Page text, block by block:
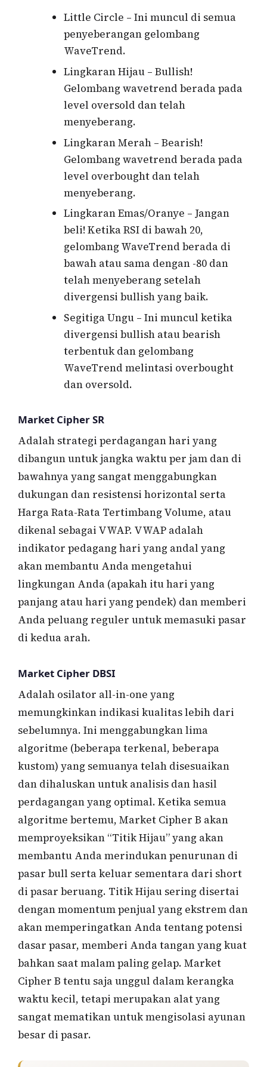
Little Circle – Ini muncul di semua
penyeberangan gelombang
WaveTrend.
Lingkaran Hijau – Bullish!
Gelombang wavetrend berada pada
level oversold dan telah
menyeberang.
Lingkaran Merah – Bearish!
Gelombang wavetrend berada pada
level overbought dan telah
menyeberang.
Lingkaran Emas/Oranye – Jangan
beli! Ketika RSI di bawah 20,
gelombang WaveTrend berada di
bawah atau sama dengan -80 dan
telah menyeberang setelah
divergensi bullish yang baik.
Segitiga Ungu – Ini muncul ketika
divergensi bullish atau bearish
terbentuk dan gelombang
WaveTrend melintasi overbought
dan oversold.
Market Cipher SR
Adalah strategi perdagangan hari yang
dibangun untuk jangka waktu per jam dan di
bawahnya yang sangat menggabungkan
dukungan dan resistensi horizontal serta
Harga Rata-Rata Tertimbang Volume, atau
dikenal sebagai VWAP. VWAP adalah
indikator pedagang hari yang andal yang
akan membantu Anda mengetahui
lingkungan Anda (apakah itu hari yang
panjang atau hari yang pendek) dan memberi
Anda peluang reguler untuk memasuki pasar
di kedua arah.
Market Cipher DBSI
Adalah osilator all-in-one yang
memungkinkan indikasi kualitas lebih dari
sebelumnya. Ini menggabungkan lima
algoritme (beberapa terkenal, beberapa
kustom) yang semuanya telah disesuaikan
dan dihaluskan untuk analisis dan hasil
perdagangan yang optimal. Ketika semua
algoritme bertemu, Market Cipher B akan
memproyeksikan “Titik Hijau” yang akan
membantu Anda merindukan penurunan di
pasar bull serta keluar sementara dari short
di pasar beruang. Titik Hijau sering disertai
dengan momentum penjual yang ekstrem dan
akan memperingatkan Anda tentang potensi
dasar pasar, memberi Anda tangan yang kuat
bahkan saat malam paling gelap. Market
Cipher B tentu saja unggul dalam kerangka
waktu kecil, tetapi merupakan alat yang
sangat mematikan untuk mengisolasi ayunan
besar di pasar.